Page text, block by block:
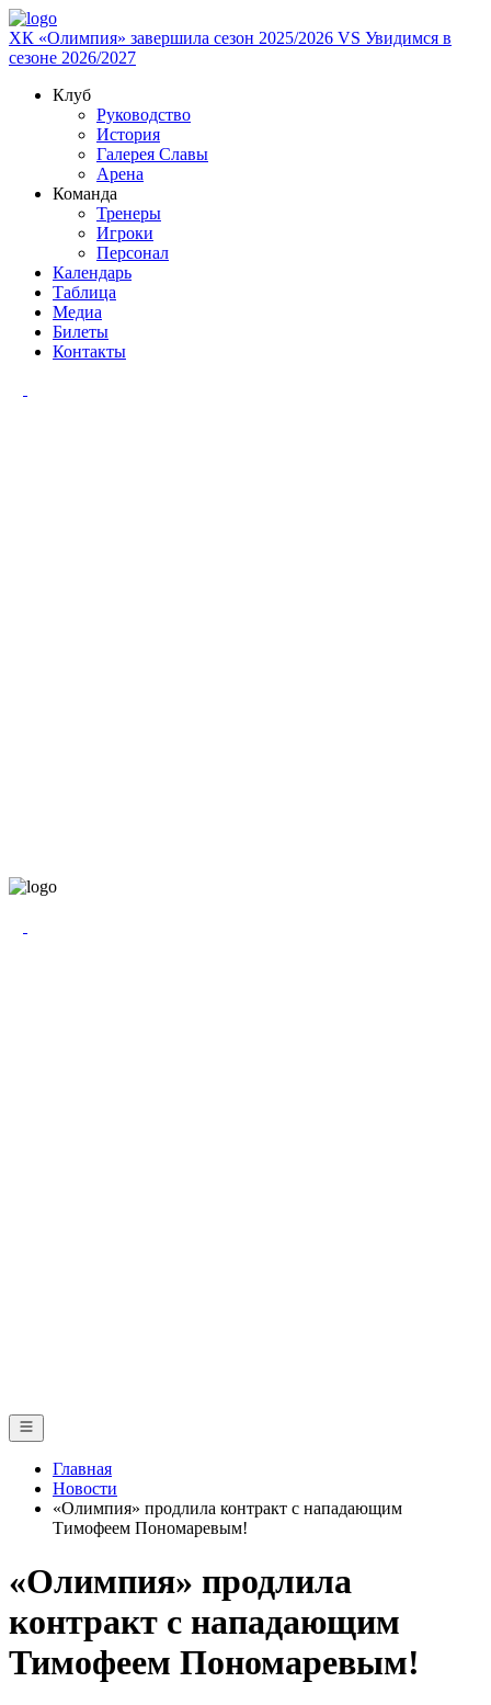
ХК «Олимпия» завершила сезон 2025/2026 VS Увидимся в
сезоне 2026/2027
Клуб
Руководство
История
Галерея Славы
Арена
Команда
Тренеры
Игроки
Персонал
Календарь
Таблица
Медиа
Билеты
Контакты
Главная
Новости
«Олимпия» продлила контракт с нападающим
Тимофеем Пономаревым!
«Олимпия» продлила
контракт с нападающим
Тимофеем Пономаревым!